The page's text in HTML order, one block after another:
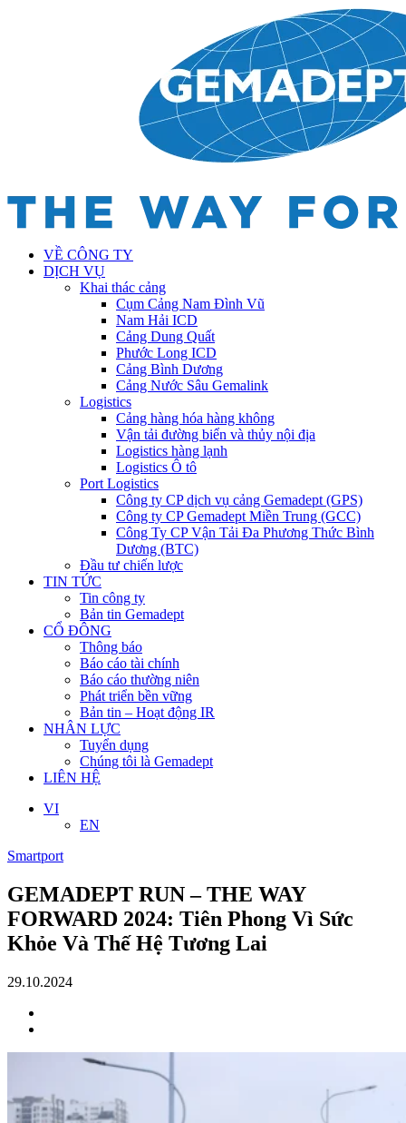
VỀ CÔNG TY
DỊCH VỤ
Khai thác cảng
Cụm Cảng Nam Đình Vũ
Nam Hải ICD
Cảng Dung Quất
Phước Long ICD
Cảng Bình Dương
Cảng Nước Sâu Gemalink
Logistics
Cảng hàng hóa hàng không
Vận tải đường biển và thủy nội địa
Logistics hàng lạnh
Logistics Ô tô
Port Logistics
Công ty CP dịch vụ cảng Gemadept (GPS)
Công ty CP Gemadept Miền Trung (GCC)
Công Ty CP Vận Tải Đa Phương Thức Bình
Dương (BTC)
Đầu tư chiến lược
TIN TỨC
Tin công ty
Bản tin Gemadept
CỔ ĐÔNG
Thông báo
Báo cáo tài chính
Báo cáo thường niên
Phát triển bền vững
Bản tin – Hoạt động IR
NHÂN LỰC
Tuyển dụng
Chúng tôi là Gemadept
LIÊN HỆ
VI
EN
Smartport
GEMADEPT RUN – THE WAY
FORWARD 2024: Tiên Phong Vì Sức
Khỏe Và Thế Hệ Tương Lai
29.10.2024